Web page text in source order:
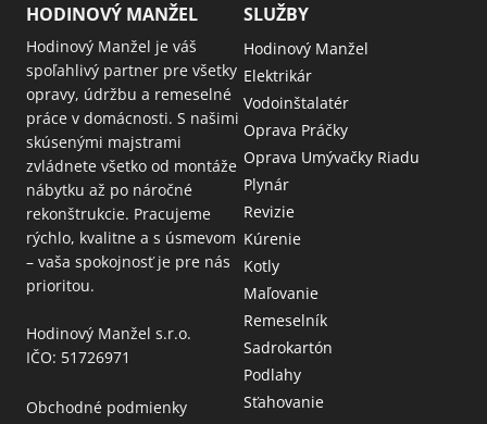
HODINOVÝ MANŽEL
Hodinový Manžel je váš
spoľahlivý partner pre všetky
opravy, údržbu a remeselné
práce v domácnosti. S našimi
skúsenými majstrami
zvládnete všetko od montáže
nábytku až po náročné
rekonštrukcie. Pracujeme
rýchlo, kvalitne a s úsmevom
– vaša spokojnosť je pre nás
prioritou.
Hodinový Manžel s.r.o.
IČO: 51726971
Obchodné podmienky
SLUŽBY
Hodinový Manžel
Elektrikár
Vodoinštalatér
Oprava Práčky
Oprava Umývačky Riadu
Plynár
Revizie
Kúrenie
Kotly
Maľovanie
Remeselník
Sadrokartón
Podlahy
Sťahovanie